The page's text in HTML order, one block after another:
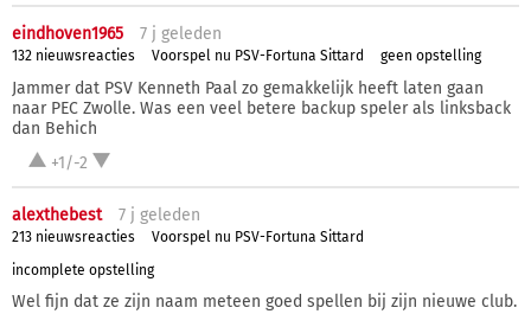
eindhoven1965 7 j geleden
132 nieuwsreacties Voorspel nu PSV-Fortuna Sittard geen opstelling
Jammer dat PSV Kenneth Paal zo gemakkelijk heeft laten gaan
naar PEC Zwolle. Was een veel betere backup speler als linksback
dan Behich
+1/-2
alexthebest 7 j geleden
213 nieuwsreacties
Voorspel nu PSV-Fortuna Sittard
incomplete opstelling
Wel fijn dat ze zijn naam meteen goed spellen bij zijn nieuwe club.